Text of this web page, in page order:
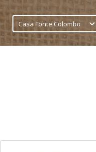
Casa Fonte Colombo